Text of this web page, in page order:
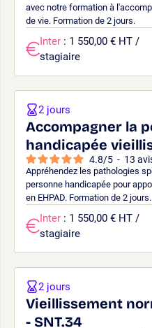
avec notre formation à
de vie. Formation de 2 jours.
Inter : 1 550,00 € HT /
stagiaire
Accompagner la
handicapée
4.8/5 - 13
Appréhendez les pathologies
personne handicapée pour
en EHPAD. Formation de 2 jours.
2 jours
Inter : 1 550,00 € HT /
stagiaire
Vieillissement
- SNT.34
2 jours